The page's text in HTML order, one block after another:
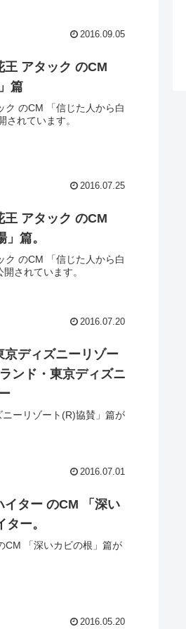
2016.09.05
アタック のCM
篇
ク のCM 「信じた人から白
されています。
2016.07.25
アタック のCM
篇。
ク のCM 「信じた人から白
されています。
2016.07.20
京ディズニーリゾー
ンド・東京ディズニ
ーリゾート(R)協賛」篇が
2016.07.01
イター のCM 「深い
ー。
CM 「深いカビの根」篇が
2016.05.20